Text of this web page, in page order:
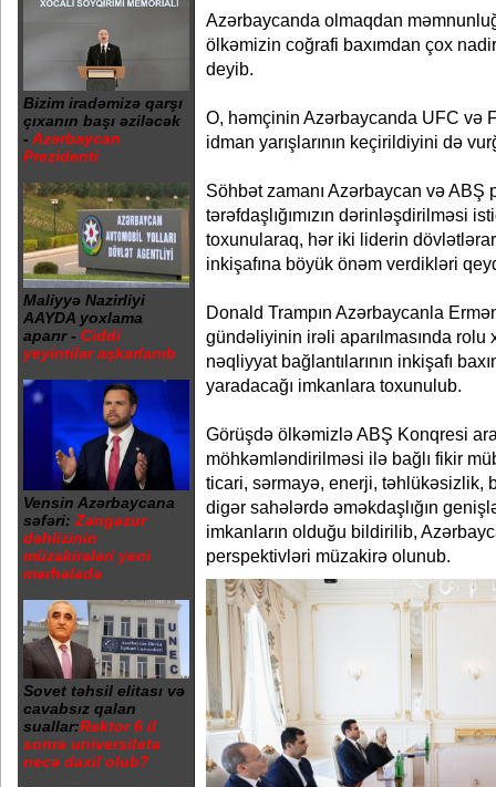
Bizim iradəmizə qarşı
çıxanın başı əziləcək
- Azərbaycan
Prezidenti
Maliyyə Nazirliyi
AAYDA yoxlama
aparır - Ciddi
yeyintilər aşkarlanıb
Vensin Azərbaycana
səfəri: Zəngəzur
dəhlizinin
müzakirələri yeni
mərhələdə
Sovet təhsil elitası və
cavabsız qalan
suallar:Rektor 6 il
sonra universitetə
necə daxil olub?
Azərbaycanda olmaqdan
ölkəmizin coğrafi baxımdan çox
deyib.
O, həmçinin Azərbaycanda UFC və
idman yarışlarının keçirildiyini də
Söhbət zamanı Azərbaycan və ABŞ
tərəfdaşlığımızın dərinləşdirilməsi
toxunularaq, hər iki liderin
inkişafına böyük önəm verdikləri
Donald Trampın Azərbaycanla
gündəliyinin irəli aparılmasında rolu
nəqliyyat bağlantılarının inkişafı
yaradacağı imkanlara toxunulub.
Görüşdə ölkəmizlə ABŞ Konqresi
möhkəmləndirilməsi ilə bağlı fikir
ticari, sərmayə, enerji, təhlükəsizlik,
digər sahələrdə əməkdaşlığın
imkanların olduğu bildirilib,
perspektivləri müzakirə olunub.